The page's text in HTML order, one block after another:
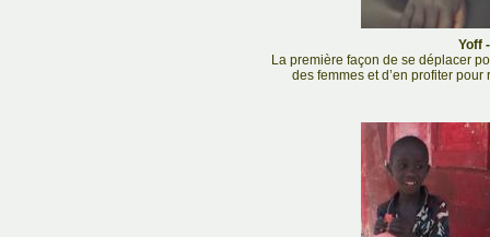
Yoff
La première façon de se déplacer
des femmes et d’en profiter